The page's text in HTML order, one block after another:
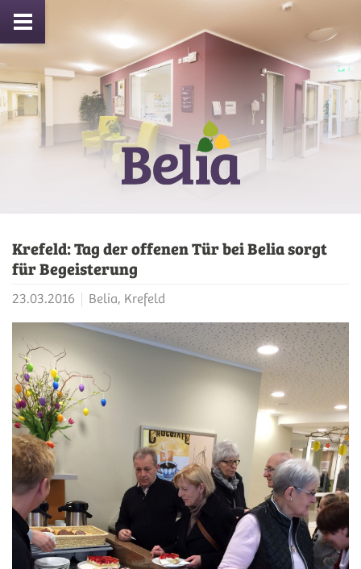
Krefeld: Tag der offenen Tür bei Belia sorgt
für Begeisterung
23.03.2016 Belia, Krefeld